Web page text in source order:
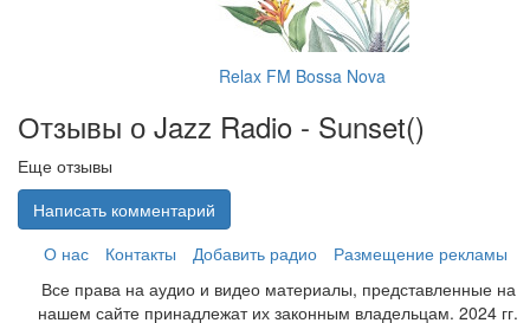
Relax FM Bossa Nova
Отзывы о Jazz Radio - Sunset()
Еще отзывы
Написать комментарий
О нас
Контакты Добавить радио
Размещение рекламы
Все права на аудио и видео материалы, представленные на
нашем сайте принадлежат их законным владельцам. 2024 гг.